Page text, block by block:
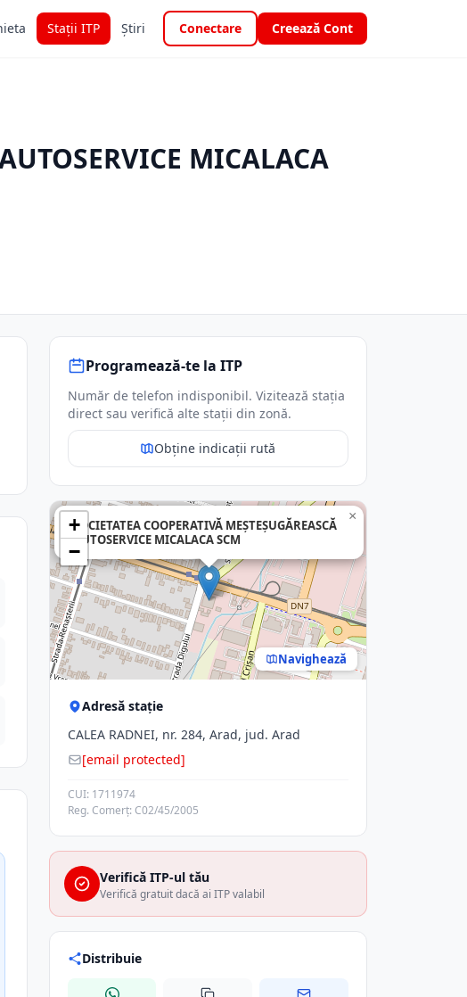
Stații ITP Știri Conectare Creează Cont
MICALACA
Programează-te la ITP
Număr de telefon indisponibil. Vizitează stația
direct sau verifică alte stații din zonă.
Obține indicații rută
SOCIETATEA COOPERATIVĂ MEŞTEŞUGĂREASCĂ
AUTOSERVICE MICALACA SCM
×
+
−
Navighează
Adresă stație
CALEA RADNEI, nr. 284, Arad, jud. Arad
[email protected]
CUI: 1711974
Reg. Comerț: C02/45/2005
Verifică ITP-ul tău
Verifică gratuit dacă ai ITP valabil
Distribuie